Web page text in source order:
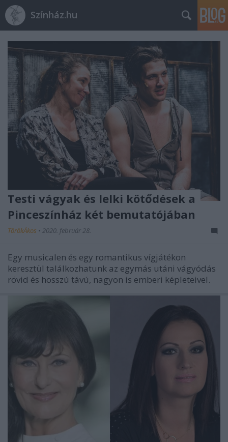
Színház.hu
Testi vágyak és lelki kötődések a
Pinceszínház két bemutatójában
TörökÁkos • 2020. február 28.
Egy musicalen és egy romantikus vígjátékon
keresztül találkozhatunk az egymás utáni vágyódás
rövid és hosszú távú, nagyon is emberi képleteivel.